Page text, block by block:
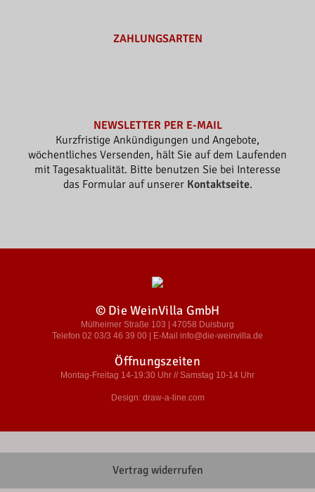
ZAHLUNGSARTEN
NEWSLETTER PER E-MAIL
Kurzfristige Ankündigungen und Angebote,
wöchentliches Versenden, hält Sie auf dem Laufenden
mit Tagesaktualität. Bitte benutzen Sie bei Interesse
das Formular auf unserer Kontaktseite.
© Die WeinVilla GmbH
Mülheimer Straße 103 | 47058 Duisburg
Telefon 02 03/3 46 39 00 | E-Mail info@die-weinvilla.de
Öffnungszeiten
Montag-Freitag 14-19:30 Uhr // Samstag 10-14 Uhr
Design: draw-a-line.com
Vertrag widerrufen